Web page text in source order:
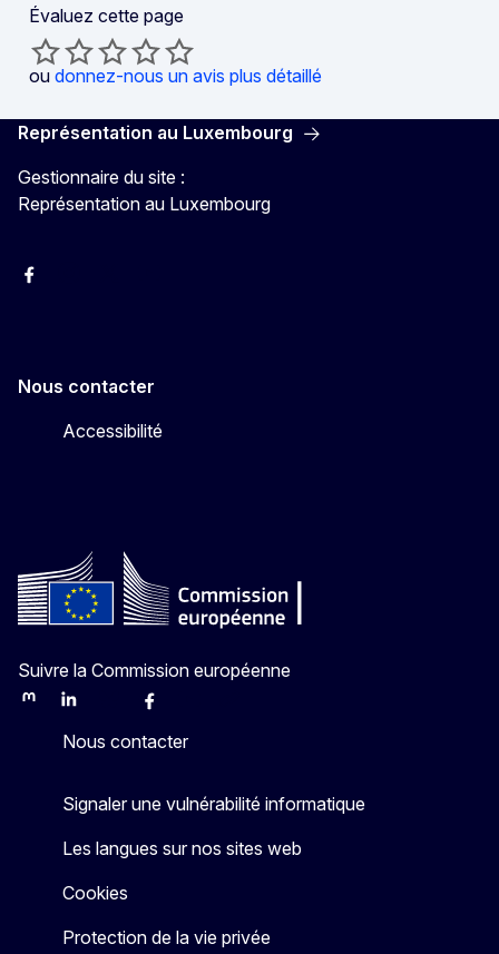
Évaluez cette page
ou donnez-nous un avis plus détaillé
Représentation au Luxembourg
Gestionnaire du site :
Représentation au Luxembourg
Facebook
Nous contacter
Accessibilité
Suivre la Commission européenne
MastodonLinkedInBlueskyFacebook
Nous contacter
Signaler une vulnérabilité informatique
Les langues sur nos sites web
Cookies
Protection de la vie privée